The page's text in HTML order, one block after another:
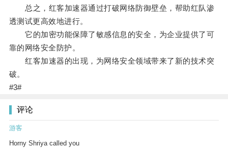
总之，红客加速器通过打破网络防御壁垒，帮助红队渗
透测试更高效地进行。
它的加密功能保障了敏感信息的安全，为企业提供了可
靠的网络安全防护。
红客加速器的出现，为网络安全领域带来了新的技术突
破。
#3#
评论
游客
Horny Shriya called you